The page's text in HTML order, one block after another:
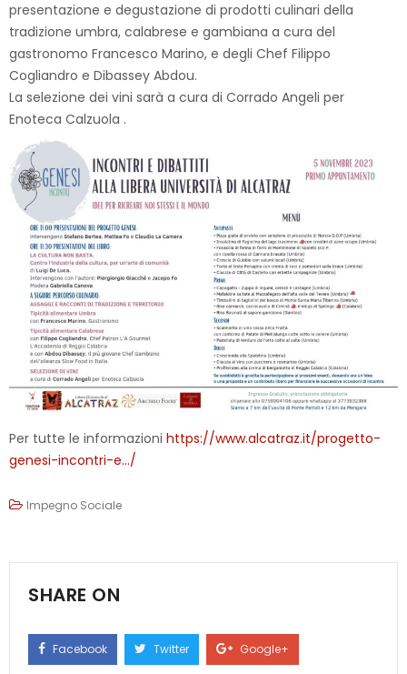
presentazione e degustazione di prodotti culinari della
tradizione umbra, calabrese e gambiana a cura del
gastronomo Francesco Marino, e degli Chef Filippo
Cogliandro e Dibassey Abdou.
La selezione dei vini sarà a cura di Corrado Angeli per
Enoteca Calzuola .
Per tutte le informazioni https://www.alcatraz.it/progetto-
genesi-incontri-e…/
Impegno Sociale
SHARE ON
Facebook Twitter Google+